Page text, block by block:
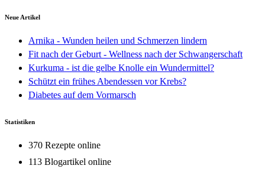
Neue Artikel
Arnika - Wunden heilen und Schmerzen lindern
Fit nach der Geburt - Wellness nach der Schwangerschaft
Kurkuma - ist die gelbe Knolle ein Wundermittel?
Schützt ein frühes Abendessen vor Krebs?
Diabetes auf dem Vormarsch
Statistiken
370 Rezepte online
113 Blogartikel online